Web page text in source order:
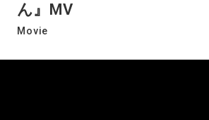
ん』MV
Movie